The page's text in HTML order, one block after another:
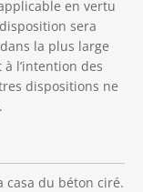
en vertu
sera
la plus large
l’intention des
dispositions ne
casa du béton ciré.